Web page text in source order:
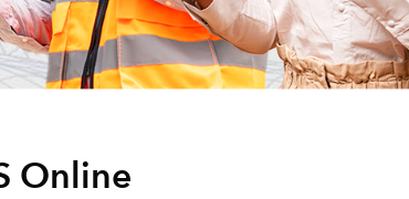
Mehr erfahren
Visualisierung und Analyse
von Rasterdaten
mit ArcGIS Image Analyst
Online